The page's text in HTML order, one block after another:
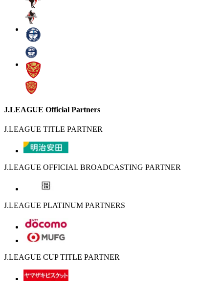
J.LEAGUE Official Partners
J.LEAGUE TITLE PARTNER
J.LEAGUE OFFICIAL BROADCASTING PARTNER
J.LEAGUE PLATINUM PARTNERS
J.LEAGUE CUP TITLE PARTNER